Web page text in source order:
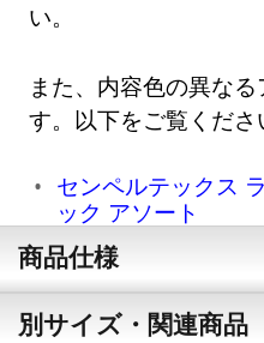
い。
また、内容色の異な
す。以下をご覧くださ
センペルテックス
ック アソート
商品仕様
別サイズ・関連商品